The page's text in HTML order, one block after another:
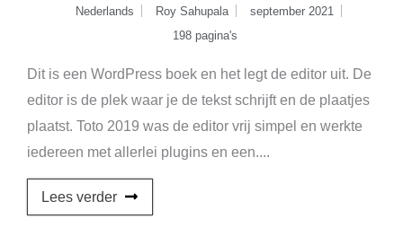
Nederlands Roy Sahupala
september 2021
198 pagina's
Dit is een WordPress boek en het legt de editor uit. De
editor is de plek waar je de tekst schrijft en de plaatjes
plaatst. Toto 2019 was de editor vrij simpel en werkte
iedereen met allerlei plugins en een....
Lees verder